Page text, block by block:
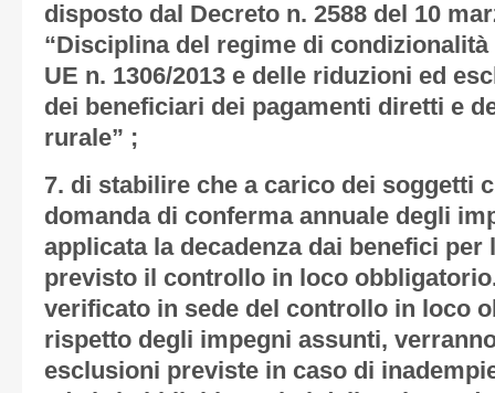
disposto dal Decreto n. 2588 del 10
“Disciplina del regime di
UE n. 1306/2013 e delle riduzioni ed
dei beneficiari dei pagamenti diretti e
rurale” ;
7. di stabilire che a carico dei soggetti
domanda di conferma annuale degli
applicata la decadenza dai benefici per
previsto il controllo in loco
verificato in sede del controllo in loco
rispetto degli impegni assunti,
esclusioni previste in caso di